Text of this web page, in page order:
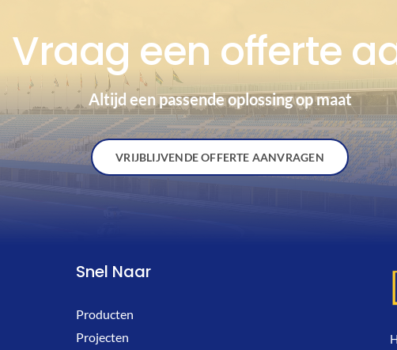
Vraag een offerte
Altijd een passende oplossing op maat
VRIJBLIJVENDE OFFERTE AANVRAGEN
Snel Naar
Producten
Projecten